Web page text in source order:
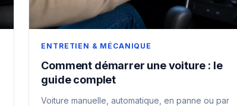
ENTRETIEN & MÉCANIQUE
Comment démarrer une voiture : le
guide complet
Voiture manuelle, automatique, en panne ou par